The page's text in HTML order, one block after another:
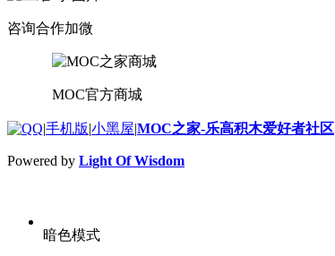
咨询合作加微
MOC官方商城
|手机版|小黑屋|MOC之家-乐高积木爱好者社区
Powered by Light Of Wisdom
暗色模式